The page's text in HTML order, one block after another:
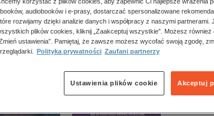
psychologiczne
inne
popularno-naukowe
historia
zdrowie
religie
Ziemianie” nie jest dostępny.
audiobooków i e-prasy, dostarczać spersonalizowane
rozwijamy dzięki analizie danych i współpracy z naszymi
plików cookies, kliknij „Zaakceptuj wszystkie”. Możesz
ustawienia”. Pamiętaj, że zawsze możesz wycofać swoją zgodę,
Polityka prywatności Zaufani partnerzy
Akceptuj
Ustawienia plików cookie